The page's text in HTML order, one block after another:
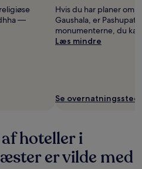
—
Hvis du har planer om
Gaushala, er
monumenterne, du
Læs mindre
Se
hoteller i
er vilde med